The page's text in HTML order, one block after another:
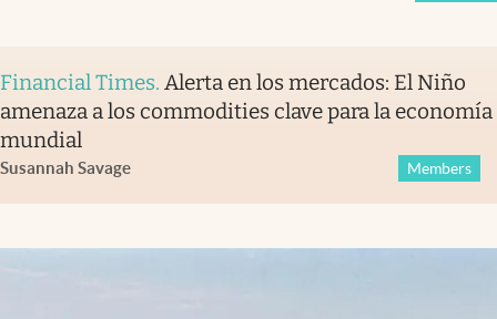
Financial Times. Alerta en los mercados: El Niño
amenaza a los commodities clave para la economía
mundial
Susannah Savage Members